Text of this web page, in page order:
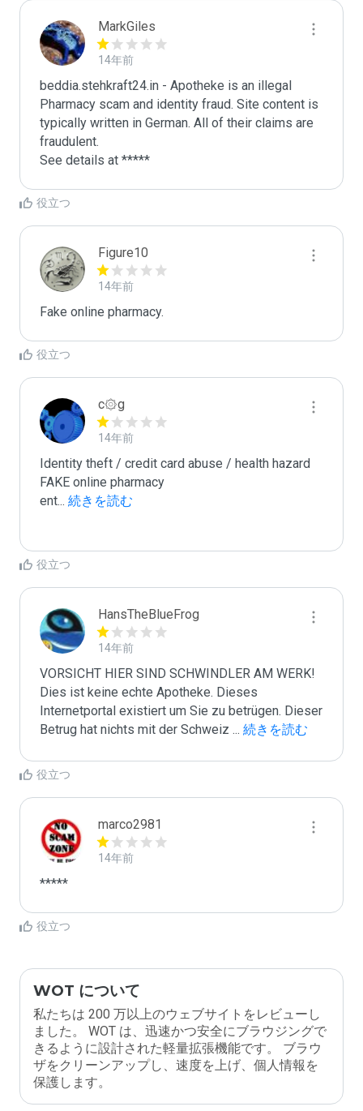
MarkGiles
14年前
beddia.stehkraft24.in - Apotheke is an illegal
Pharmacy scam and identity fraud. Site content is
typically written in German. All of their claims are
fraudulent.
See details at *****
役立つ
Figure10
14年前
Fake online pharmacy.
役立つ
c۞g
14年前
Identity theft / credit card abuse / health hazard
FAKE online pharmacy
ent... 続きを読む
役立つ
HansTheBlueFrog
14年前
VORSICHT HIER SIND SCHWINDLER AM WERK!
Dies ist keine echte Apotheke. Dieses
Internetportal existiert um Sie zu betrügen. Dieser
Betrug hat nichts mit der Schweiz ... 続きを読む
役立つ
marco2981
14年前
*****
役立つ
WOT について
私たちは 200 万以上のウェブサイトをレビューし
ました。 WOT は、迅速かつ安全にブラウジングで
きるように設計された軽量拡張機能です。 ブラウ
ザをクリーンアップし、速度を上げ、個人情報を
保護します。